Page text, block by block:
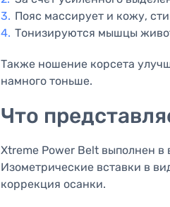
Пояс массирует и кожу,
Тонизируются мышцы
Также ношение корсета
намного тоньше.
Что
Xtreme Power Belt выполнен в
Изометрические вставки в
коррекция осанки.